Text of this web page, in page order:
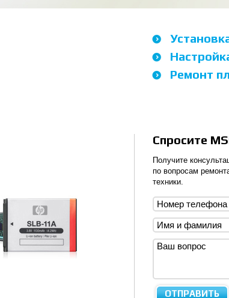
Ремонт
Спросите
Получите
по вопросам
техники.